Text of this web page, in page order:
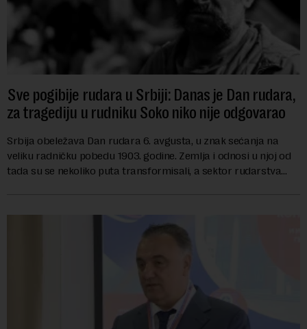
Sve pogibije rudara u Srbiji: Danas je Dan rudara,
za tragediju u rudniku Soko niko nije odgovarao
Srbija obeležava Dan rudara 6. avgusta, u znak sećanja na
veliku radničku pobedu 1903. godine. Zemlja i odnosi u njoj od
tada su se nekoliko puta transformisali, a sektor rudarstva